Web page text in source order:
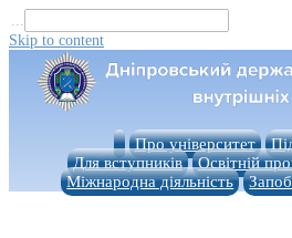
...
Skip to content
Про університет
Для вступників
Освітній
Міжнародна діяльність